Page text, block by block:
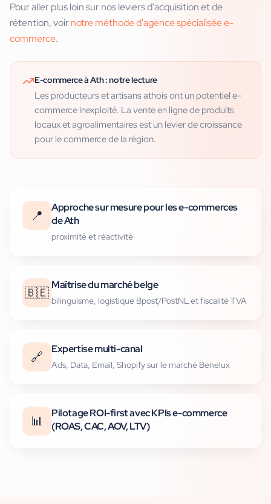
Pour aller plus loin sur nos leviers d'acquisition et de
rétention, voirnotre méthode d'agence spécialisée e-
commerce.
E-commerceàAth: notre lecture
Les producteurs et artisans athois ont un potentiel e-
commerce inexploité. La vente en ligne de produits
locaux et agroalimentaires est un levier de croissance
pour le commerce de la région.
📍
Approche sur mesure pour les e-commerces
de Ath
proximité et réactivité
🇧🇪
Maîtrise du marché belge
bilinguisme, logistique Bpost/PostNL et fiscalité TVA
🔗
Expertise multi-canal
Ads, Data, Email, Shopify sur le marché Benelux
📊
Pilotage ROI-first avec KPIs e-commerce
(ROAS, CAC, AOV, LTV)